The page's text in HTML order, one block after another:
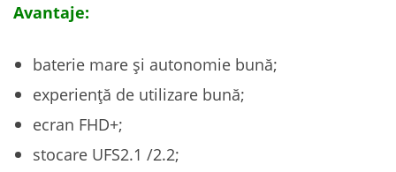
Avantaje:
baterie mare și autonomie bună;
experiență de utilizare bună;
ecran FHD+;
stocare UFS2.1 /2.2;